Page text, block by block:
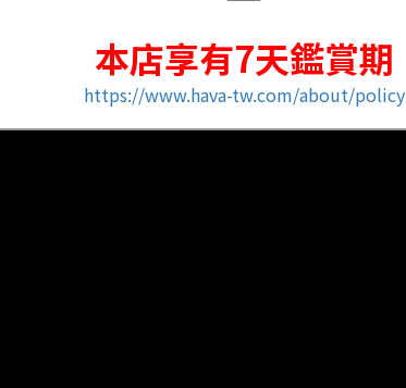
本店享有7天鑑賞期
https://www.hava-tw.com/about/policy